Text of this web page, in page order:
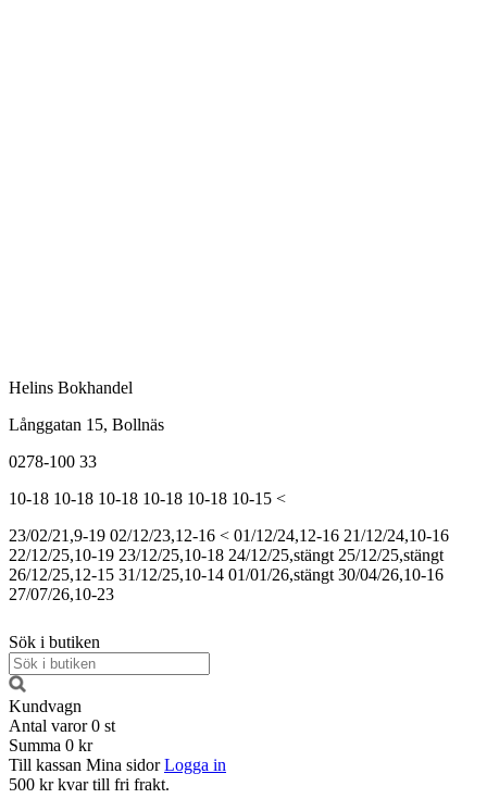
Helins Bokhandel
Långgatan 15, Bollnäs
0278-100 33
10-18 10-18 10-18 10-18 10-18 10-15 <
23/02/21,9-19 02/12/23,12-16 < 01/12/24,12-16 21/12/24,10-16
22/12/25,10-19 23/12/25,10-18 24/12/25,stängt 25/12/25,stängt
26/12/25,12-15 31/12/25,10-14 01/01/26,stängt 30/04/26,10-16
27/07/26,10-23
Sök i butiken
Kundvagn
Antal varor 0 st
Summa 0 kr
Till kassan Mina sidor Logga in
500 kr kvar till fri frakt.